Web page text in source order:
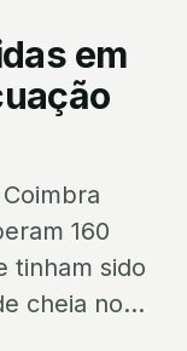
em
160
tinham sido
cheia no...